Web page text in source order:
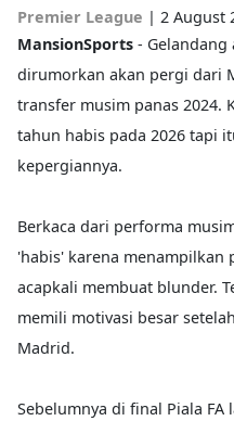
Premier League | 2 August
MansionSports - Gelandang
dirumorkan akan pergi dari
transfer musim panas 2024.
tahun habis pada 2026 tapi
kepergiannya.
Berkaca dari performa
'habis' karena
acapkali membuat blunder.
memili motivasi besar
Madrid.
Sebelumnya di final Piala FA